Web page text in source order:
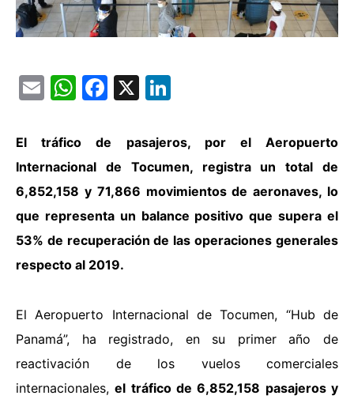
EmailWhatsApp
Facebook
X
El tráfico de pasajeros, por el Aeropuerto
Internacional de Tocumen, registra un total de
6,852,158 y 71,866 movimientos de aeronaves, lo
que representa un balance positivo que supera el
53% de recuperación de las operaciones generales
respecto al 2019.
El Aeropuerto Internacional de Tocumen, “Hub de
Panamá”, ha registrado, en su primer año de
reactivación de los vuelos comerciales
internacionales,el tráfico de 6,852,158 pasajeros y